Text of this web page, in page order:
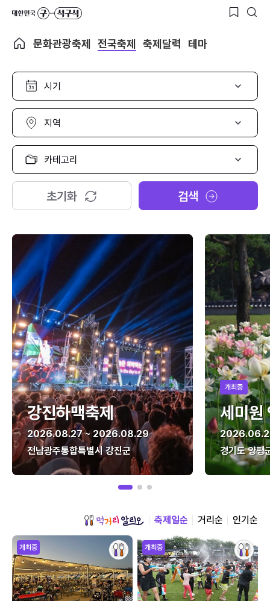
문화관광축제 전국축제 축제달력 테마
시
선
택
지
선
택
카
고
리
택
초기화 검색
강진하맥축제
2026.08.27 ~ 2026.08.29
전남광주통합특별시 강진군
개최중
세미원
경기도 양평
축제일순 거리순 인기순
개최중 개최중